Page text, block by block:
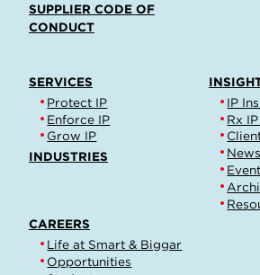
SUPPLIER CODE OF
CONDUCT
SERVICES
Protect IP
Enforce IP
Grow IP
INDUSTRIES
IP
Rx
News
CAREERS
Life at Smart & Biggar
Opportunities